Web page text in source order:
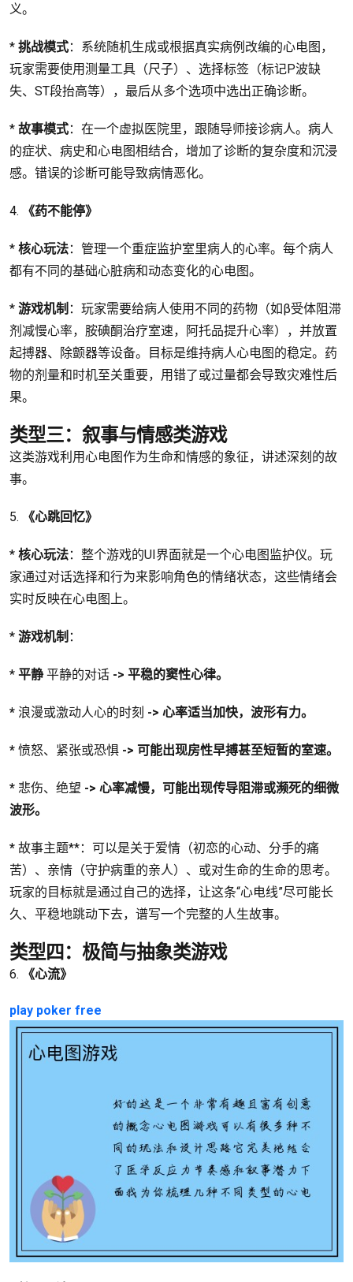
义。
* 挑战模式：系统随机生成或根据真实病例改编的心电图，
玩家需要使用测量工具（尺子）、选择标签（标记P波缺
失、ST段抬高等），最后从多个选项中选出正确诊断。
* 故事模式：在一个虚拟医院里，跟随导师接诊病人。病人
的症状、病史和心电图相结合，增加了诊断的复杂度和沉浸
感。错误的诊断可能导致病情恶化。
4. 《药不能停》
* 核心玩法：管理一个重症监护室里病人的心率。每个病人
都有不同的基础心脏病和动态变化的心电图。
* 游戏机制 ：玩家需要给病人使用不同的药物（如β受体阻滞
剂减慢心率，胺碘酮治疗室速，阿托品提升心率），并放置
起搏器、除颤器等设备。目标是维持病人心电图的稳定。药
物的剂量和时机至关重要，用错了或过量都会导致灾难性后
果。
类型三：叙事与情感类游戏
这类游戏利用心电图作为生命和情感的象征，讲述深刻的故
事。
5. 《心跳回忆》
* 核心玩法：整个游戏的UI界面就是一个心电图监护仪。玩
家通过对话选择和行为来影响角色的情绪状态，这些情绪会
实时反映在心电图上。
* 游戏机制 ：
* 平静平静的对话 -> 平稳的窦性心律。
* 浪漫或激动人心的时刻 -> 心率适当加快，波形有力。
* 愤怒、紧张或恐惧 -> 可能出现房性早搏甚至短暂的室速。
* 悲伤、绝望 -> 心率减慢，可能出现传导阻滞或濒死的细微
波形。
* 故事主题**：可以是关于爱情（初恋的心动、分手的痛
苦）、亲情（守护病重的亲人）、或对生命的生命的思考。
玩家的目标就是通过自己的选择，让这条“心电线”尽可能长
久、平稳地跳动下去，谱写一个完整的人生故事。
类型四：极简与抽象类游戏
6. 《心流》
play poker free